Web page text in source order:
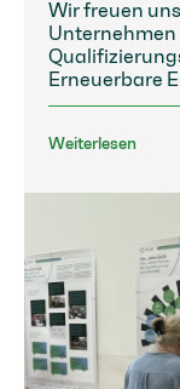
Wir freuen
Unternehmen
Erneuerbare
Weiterlesen